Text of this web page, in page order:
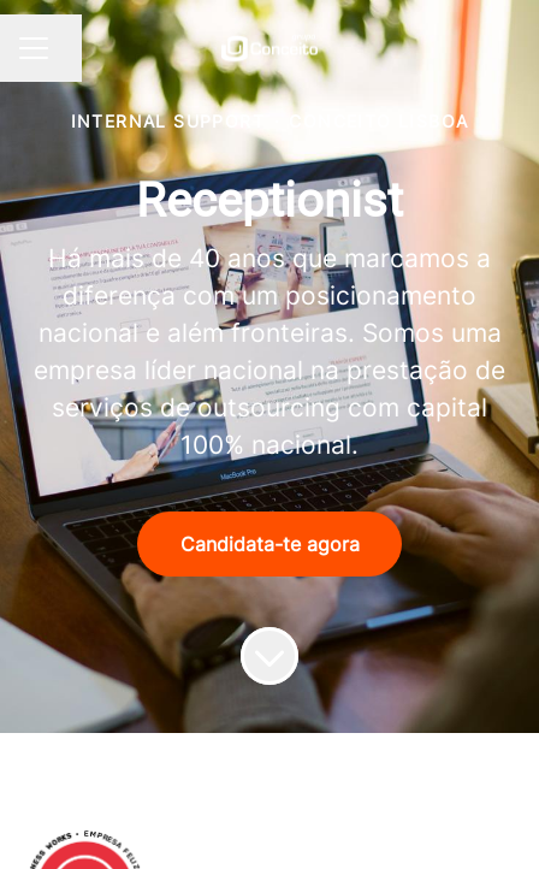
MENU DE CARREIRAS
Partilhar página
INTERNAL SUPPORT CONCEITO LISBOA
Receptionist
Há mais de 40 anos que marcamos a
diferença com um posicionamento
nacional e além fronteiras. Somos uma
empresa líder nacional na prestação de
serviços de outsourcing com capital
100% nacional.
Candidata-te agora